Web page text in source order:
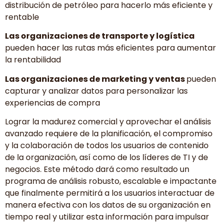
distribución de petróleo para hacerlo más eficiente y
rentable
Las organizaciones de transporte y logística
pueden hacer las rutas más eficientes para aumentar
la rentabilidad
Las organizaciones de marketing y ventaspueden
capturar y analizar datos para personalizar las
experiencias de compra
Lograr la madurez comercial y aprovechar el análisis
avanzado requiere de la planificación, el compromiso
y la colaboración de todos los usuarios de contenido
de la organización, así como de los líderes de TI y de
negocios. Este método dará como resultado un
programa de análisis robusto, escalable e impactante
que finalmente permitirá a los usuarios interactuar de
manera efectiva con los datos de su organización en
tiempo real y utilizar esta información para impulsar